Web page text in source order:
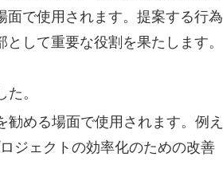
で使用されます。提案する行為
して重要な役割を果たします。
。
める場面で使用されます。例え
ジェクトの効率化のための改善